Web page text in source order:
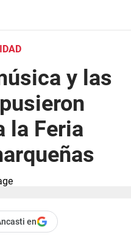
y las
la Feria
en